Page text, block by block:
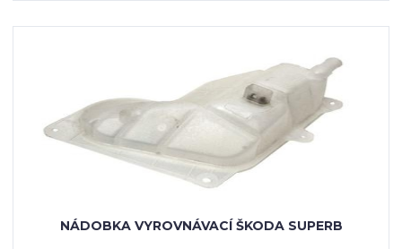
NÁDOBKA VYROVNÁVACÍ ŠKODA SUPERB